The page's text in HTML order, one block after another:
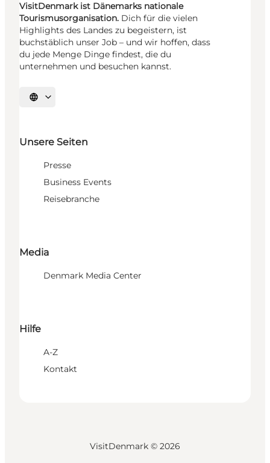
VisitDenmark ist Dänemarks nationale
Tourismusorganisation. Dich für die vielen
Highlights des Landes zu begeistern, ist
buchstäblich unser Job – und wir hoffen, dass
du jede Menge Dinge findest, die du
unternehmen und besuchen kannst.
Sprache auswählen
Unsere Seiten
Presse
Business Events
Reisebranche
Media
Denmark Media Center
Hilfe
A-Z
Kontakt
VisitDenmark © 2026